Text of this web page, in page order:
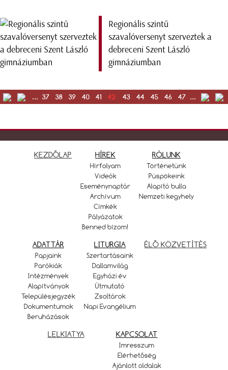
Regionális szintű
szavalóversenyt szerveztek a
debreceni Szent László
gimnáziumban
... 37 38 39 40 41 42 43 44 45 46 47 ...
KEZDŐLAP HÍREK
Hírfolyam
Videók
Eseménynaptár
Archívum
Címkék
Pályázatok
Benned bízom!
RÓLUNK
Történetünk
Püspökeink
Alapító bulla
Nemzeti kegyhely
ADATTÁR
Papjaink
Parókiák
Intézmények
Alapítványok
Településjegyzék
Dokumentumok
Beruházások
LITURGIA
Szertartásaink
Dallamvilág
Egyházi év
Útmutató
Zsoltárok
Napi Evangélium
ÉLŐ KÖZVETÍTÉS
LELKIATYA KAPCSOLAT
Imresszum
Elérhetőség
Ajánlott oldalak